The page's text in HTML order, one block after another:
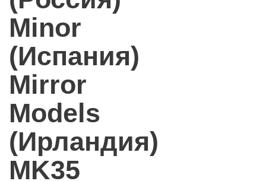
Minor
(Испания)
Mirror
Models
(Ирландия)
MK35